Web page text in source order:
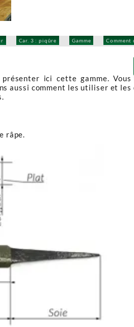
Car. 3 : piqûre Gamme
Comment
ici cette gamme.
aussi comment les utiliser et
râpe.